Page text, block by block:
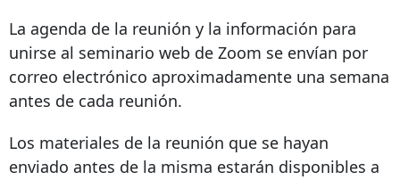
La agenda de la reunión y la información para
unirse al seminario web de Zoom se envían por
correo electrónico aproximadamente una semana
antes de cada reunión.
Los materiales de la reunión que se hayan
enviado antes de la misma estarán disponibles a